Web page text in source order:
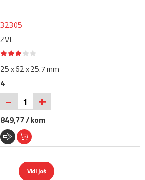
32305
ZVL
25 x 62 x 25.7 mm
4
- +
849,77 / kom
Vidi još